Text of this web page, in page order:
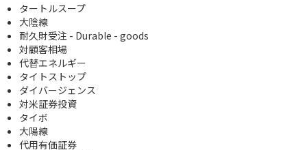
タートルスープ
大陰線
耐久財受注 - Durable - goods
対顧客相場
代替エネルギー
タイトストップ
ダイバージェンス
対米証券投資
タイボ
大陽線
代用有価証券